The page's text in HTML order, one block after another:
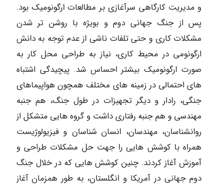
و مدیریت کارگاهی سرآغازی بر مطالعات ارگونومیک بود.
پس از جنگ جهانی دوم و بویژه با روشن تر شدن
مشکلات کاری و حتی تلفات ناشی از عدم توجه به دانش
ارگونومی در محیط کاری، نیاز به طراحی محل کار به
صورت ارگونومیک بیشتر احساس شد. پیچیدگی اشتباه
های احتمالی در زمینه های مختلف همچون هواپیماهای
جنگی، رادار و دیگر تجهیزات در طول جنگ، هم جنبه
مهندسی و هم جنبه رفتاری داشت و گروه هایی متشکل از
روانشناسان، مهندسان، انسان شناسان و فیزیولوژیست
همراه با کوشش هایی را جهت حل مشکلات طراحی و
آموزش آغاز کردند. چنین کوشش هایی که در خلال جنگ
دوم جهانی در آمریکا و انگلستان، به طور همزمان آغاز